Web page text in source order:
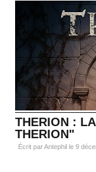
THERION :
THERION"
Écrit par Antephil le 9